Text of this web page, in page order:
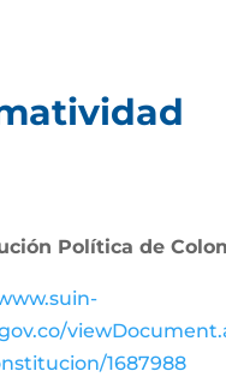
Política de
1687988